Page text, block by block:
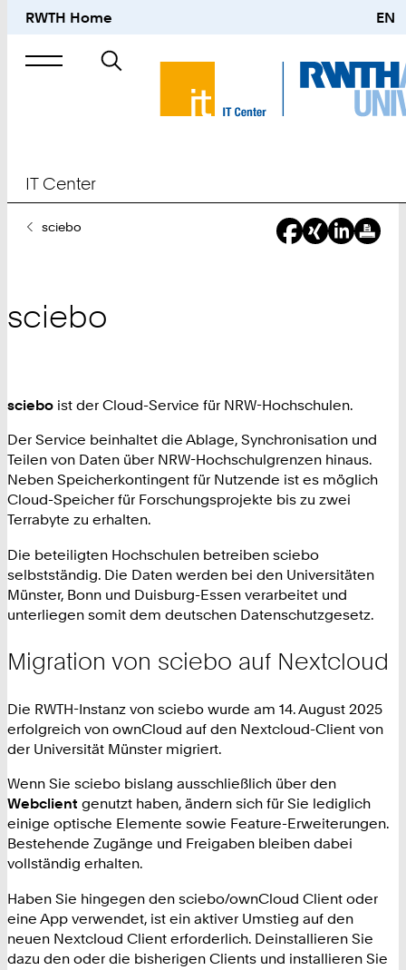
RWTH Home EN
Suche
nach
IT Center
Siesciebo
sciebo
sciebo ist der Cloud-Service für NRW-Hochschulen.
Der Service beinhaltet die Ablage, Synchronisation und
Teilen von Daten über NRW-Hochschulgrenzen hinaus.
Neben Speicherkontingent für Nutzende ist es möglich
Cloud-Speicher für Forschungsprojekte bis zu zwei
Terrabyte zu erhalten.
Die beteiligten Hochschulen betreiben sciebo
selbstständig. Die Daten werden bei den Universitäten
Münster, Bonn und Duisburg-Essen verarbeitet und
unterliegen somit dem deutschen Datenschutzgesetz.
Migration von sciebo auf Nextcloud
Die RWTH-Instanz von sciebo wurde am 14. August 2025
erfolgreich von ownCloud auf den Nextcloud-Client von
der Universität Münster migriert.
Wenn Sie sciebo bislang ausschließlich über den
Webclient genutzt haben, ändern sich für Sie lediglich
einige optische Elemente sowie Feature-Erweiterungen.
Bestehende Zugänge und Freigaben bleiben dabei
vollständig erhalten.
Haben Sie hingegen den sciebo/ownCloud Client oder
eine App verwendet, ist ein aktiver Umstieg auf den
neuen Nextcloud Client erforderlich. Deinstallieren Sie
dazu den oder die bisherigen Clients und installieren Sie